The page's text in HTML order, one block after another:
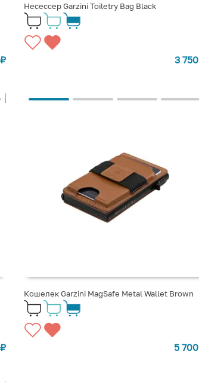
₽
Несессер Garzini Toiletry Bag Black
3 750
₽
Кошелек Garzini MagSafe Metal Wallet Brown
5 700